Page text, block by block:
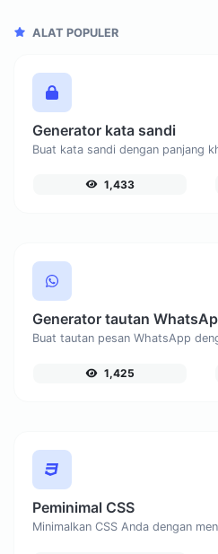
ALAT POPULER
Generator kata sandi
1,433
Generator tautan
Buat tautan pesan WhatsApp
1,425
Peminimal CSS